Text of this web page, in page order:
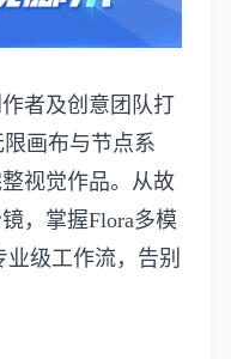
者及创意团队打
画布与节点系
视觉作品。从故
，掌握Flora多模
级工作流，告别